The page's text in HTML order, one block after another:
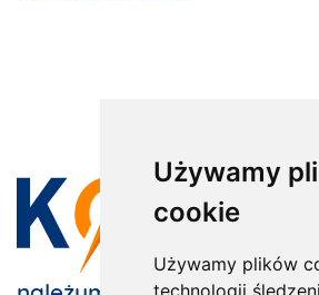
Używamy
cookie
Używamy plików
technologii